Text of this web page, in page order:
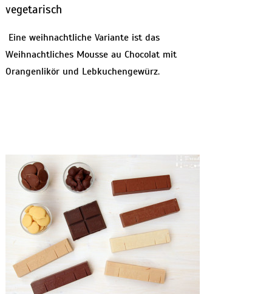
vegetarisch
Eine weihnachtliche Variante ist das
Weihnachtliches Mousse au Chocolat mit
Orangenlikör und Lebkuchengewürz.